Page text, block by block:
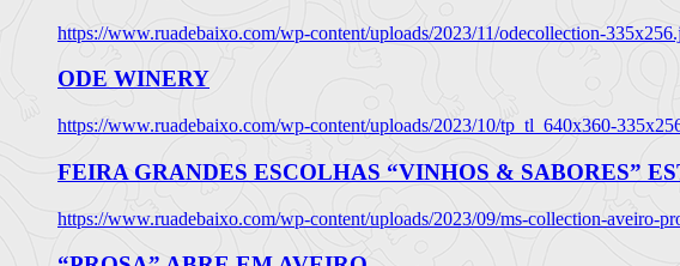
https://www.ruadebaixo.com/wp-content/uploads/2023/11/odecollection-
ODE WINERY
https://www.ruadebaixo.com/wp-content/uploads/2023/10/tp_tl_640x360-
FEIRA GRANDES ESCOLHAS “VINHOS & SABORES”
https://www.ruadebaixo.com/wp-content/uploads/2023/09/ms-collection-aveiro-